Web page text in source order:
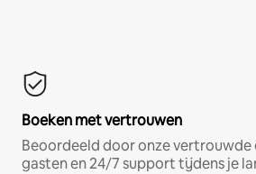
Boeken met vertrouwen
Beoordeeld door onze vertrouwde
gasten en 24/7 support tijdens je